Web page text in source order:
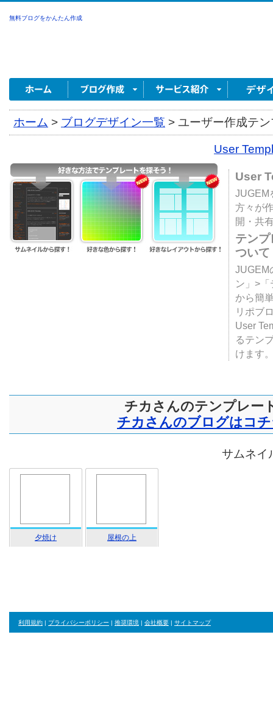
無料ブログをかんたん作成
ホーム > ブログデザイン一覧 > ユーザー作成テ
User
User
JUGEM
方々が
開・共
テン
ついて
JUGEM
ン」>
から簡
リポブ
User
るテン
けます
チカさんのテンプレー
チカさんのブログはコ
サムネイ
夕焼け 屋根の上
利用規約 | プライバシーポリシー | 推奨環境 | 会社概要 | サイトマップ